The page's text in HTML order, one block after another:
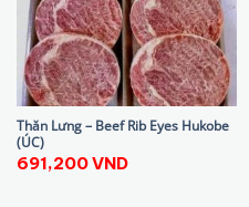
Thăn Lưng – Beef Rib Eyes Hukobe
(ÚC)
691,200VND